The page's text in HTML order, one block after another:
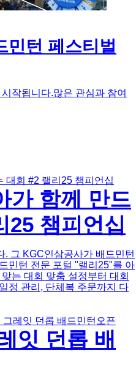
민턴 페스티벌
작됩니다.많은 관심과 참여
가 함께 만드
25 챔피언십
그 KGC인삼공사가 배드민턴
민턴 전문 포털 "랠리25"를 아
는 대회 맞춤 설정부터 대회
정 관리, 단체복 주문까지 다
잇 던롭 배